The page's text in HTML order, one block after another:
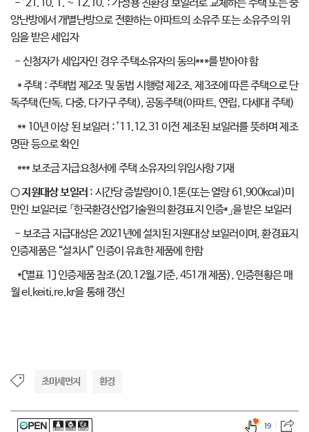
- ’21.10. 1. ~ 12.10. : 가정용 친환경 보일러로 교체하는 주택 또는 중
앙난방에서 개별난방으로 전환하는 아파트의 소유주 또는 소유주의 위
임을 받은 세입자
- 신청자가 세입자인 경우 주택소유자의 동의***를 받아야 함
* 주택 : 주택법 제2조 및 동법 시행령 제2조, 제3조에 따른 주택으로 단
독주택(단독, 다중, 다가구 주택), 공동주택(아파트, 연립, 다세대 주택)
** 10년 이상 된 보일러 : ’11.12.31 이전 제조된 보일러를 뜻하며 제조
명판 등으로 확인
*** 보조금 지급요청서에 주택 소유자의 위임사항 기재
○지원대상 보일러 : 시간당 증발량이 0.1톤(또는 열량 61,900kcal)미
만인 보일러로 「한국환경산업기술원의 환경표지 인증*」을 받은 보일러
- 보조금 지급대상은 2021년에 설치된 지원대상 보일러이며, 환경표지
인증제품은 “설치시” 인증이 유효한 제품에 한함
*〔별표 1〕 인증제품 참조(20.12월.기준, 451개 제품), 인증현황은 매
월 el.keiti.re.kr을 통해 갱신
초미세먼지 환경
19